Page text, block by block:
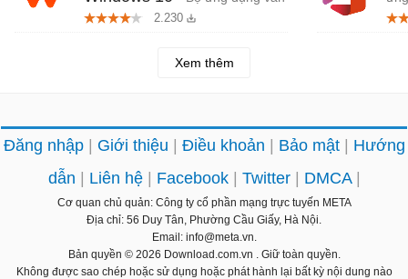
phòng miễn phí
2.230
Xem thêm
Đăng nhập Giới thiệu Điều khoản Bảo mật
Hướng
dẫn
Liên hệ Facebook Twitter DMCA
Cơ quan chủ quản: Công ty cổ phần mạng trực tuyến META
Địa chỉ: 56 Duy Tân, Phường Cầu Giấy, Hà Nội.
Email: info@meta.vn.
Bản quyền © 2026 Download.com.vn . Giữ toàn quyền.
Không được sao chép hoặc sử dụng hoặc phát hành lại bất kỳ nội dung nào